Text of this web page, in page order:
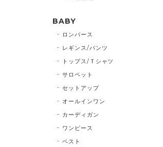
BABY
ロンパース
レギンス/パンツ
トップス/Ｔシャツ
サロペット
セットアップ
オールインワン
カーディガン
ワンピース
ベスト